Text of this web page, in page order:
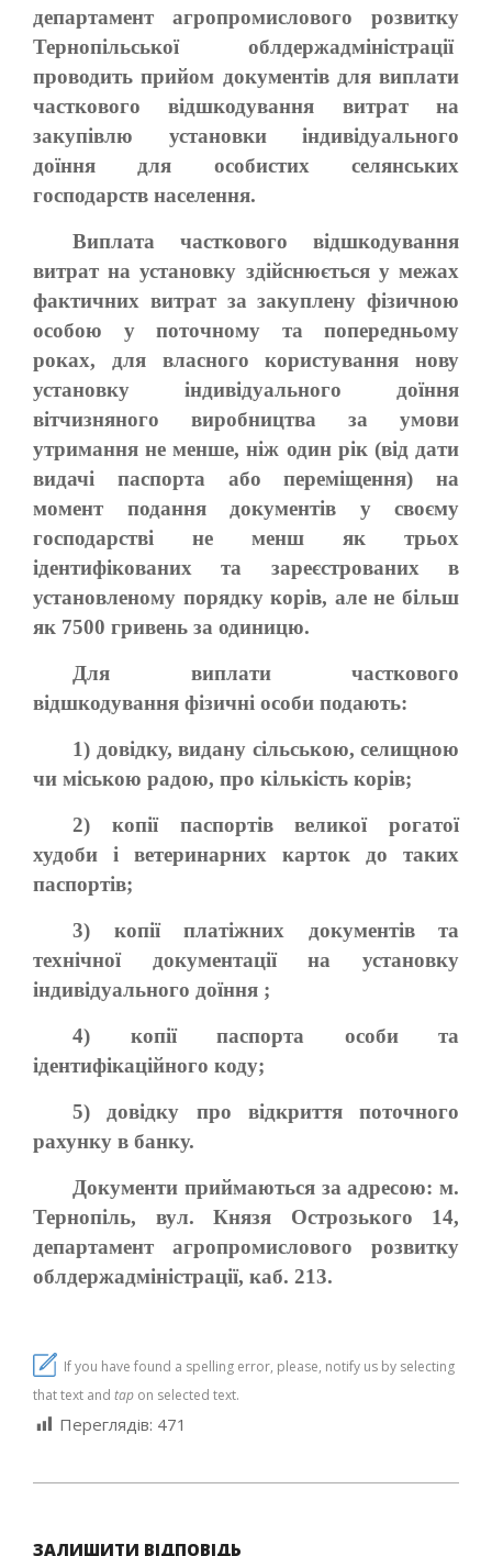
департамент агропромислового розвитку
Тернопільської облдержадміністрації
проводить прийом документів для виплати
часткового відшкодування витрат на
закупівлю установки індивідуального
доїння для особистих селянських
господарств населення.
Виплата часткового відшкодування
витрат на установку здійснюється у межах
фактичних витрат за закуплену фізичною
особою у поточному та попередньому
роках, для власного користування нову
установку індивідуального доїння
вітчизняного виробництва за умови
утримання не менше, ніж один рік (від дати
видачі паспорта або переміщення) на
момент подання документів у своєму
господарстві не менш як трьох
ідентифікованих та зареєстрованих в
установленому порядку корів, але не більш
як 7500 гривень за одиницю.
Для виплати часткового
відшкодування фізичні особи подають:
1) довідку, видану сільською, селищною
чи міською радою, про кількість корів;
2) копії паспортів великої рогатої
худоби і ветеринарних карток до таких
паспортів;
3) копії платіжних документів та
технічної документації на установку
індивідуального доїння ;
4) копії паспорта особи та
ідентифікаційного коду;
5) довідку про відкриття поточного
рахунку в банку.
Документи приймаються за адресою: м.
Тернопіль, вул. Князя Острозького 14,
департамент агропромислового розвитку
облдержадміністрації, каб. 213.
If you have found a spelling error, please, notify us by selecting
that text and tap on selected text.
Переглядів: 471
ЗАЛИШИТИ ВІДПОВІДЬ